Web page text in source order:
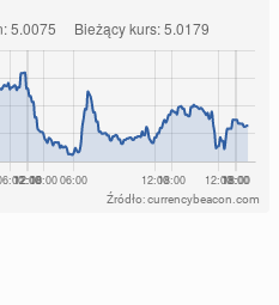
Źródło: currencybeacon.com